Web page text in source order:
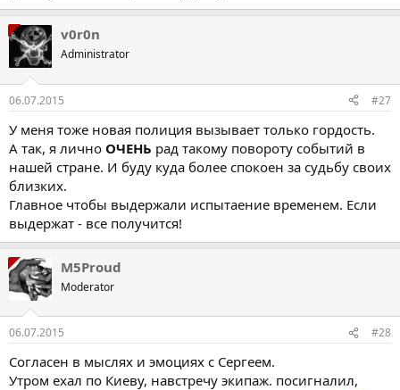
v0r0n
Administrator
06.07.2015 #27
У меня тоже новая полиция вызывает только гордость.
А так, я лично ОЧЕНЬ рад такому повороту событий в
нашей стране. И буду куда более спокоен за судьбу своих
близких.
Главное чтобы выдержали испытаение временем. Если
выдержат - все получится!
M5Proud
Moderator
06.07.2015 #28
Согласен в мыслях и эмоциях с Сергеем.
Утром ехал по Киеву, навстречу экипаж. посигналил,